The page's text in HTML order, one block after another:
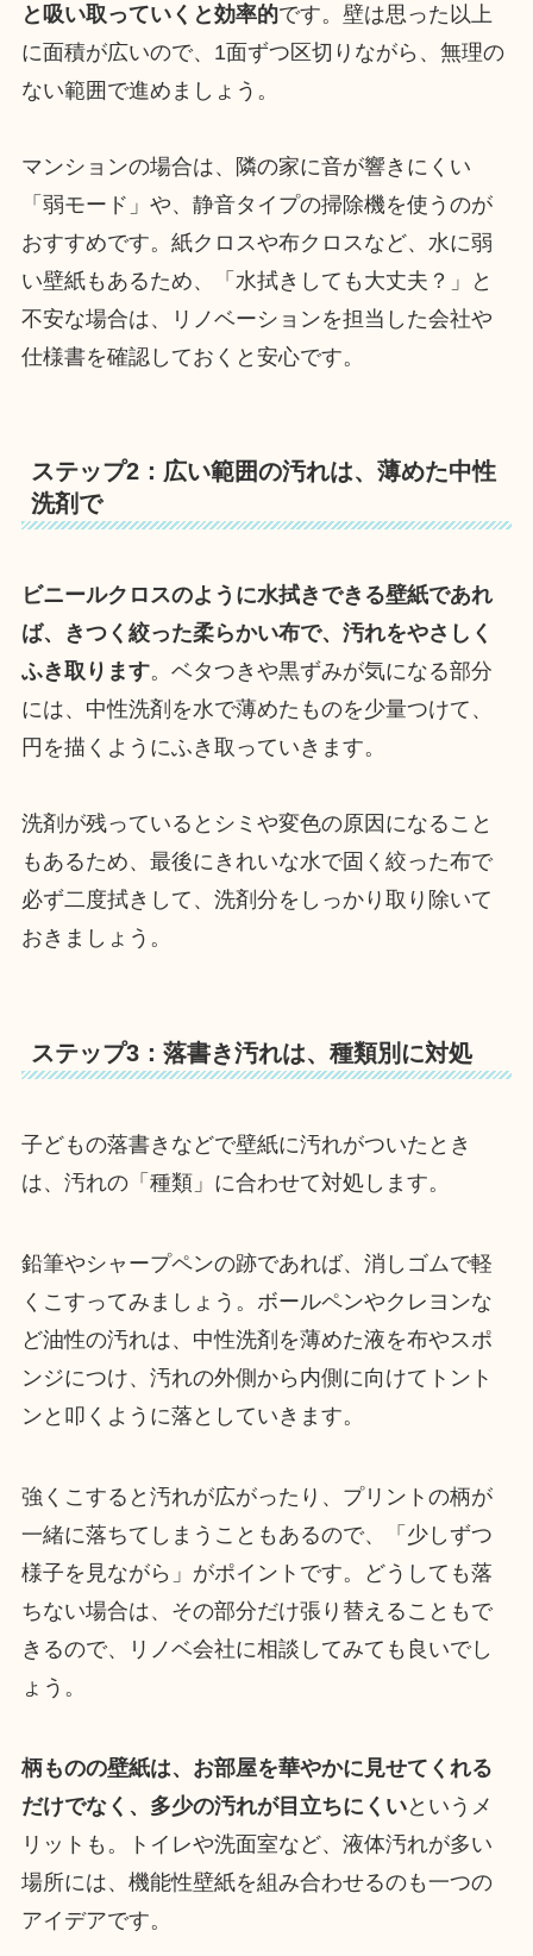
と吸い取っていくと効率的です。壁は思った以上
に面積が広いので、1面ずつ区切りながら、無理の
ない範囲で進めましょう。
マンションの場合は、隣の家に音が響きにくい
「弱モード」や、静音タイプの掃除機を使うのが
おすすめです。紙クロスや布クロスなど、水に弱
い壁紙もあるため、「水拭きしても大丈夫？」と
不安な場合は、リノベーションを担当した会社や
仕様書を確認しておくと安心です。
ステップ2：広い範囲の汚れは、薄めた中性
洗剤で
ビニールクロスのように水拭きできる壁紙であれ
ば、きつく絞った柔らかい布で、汚れをやさしく
ふき取ります。ベタつきや黒ずみが気になる部分
には、中性洗剤を水で薄めたものを少量つけて、
円を描くようにふき取っていきます。
洗剤が残っているとシミや変色の原因になること
もあるため、最後にきれいな水で固く絞った布で
必ず二度拭きして、洗剤分をしっかり取り除いて
おきましょう。
ステップ3：落書き汚れは、種類別に対処
子どもの落書きなどで壁紙に汚れがついたとき
は、汚れの「種類」に合わせて対処します。
鉛筆やシャープペンの跡であれば、消しゴムで軽
くこすってみましょう。ボールペンやクレヨンな
ど油性の汚れは、中性洗剤を薄めた液を布やスポ
ンジにつけ、汚れの外側から内側に向けてトント
ンと叩くように落としていきます。
強くこすると汚れが広がったり、プリントの柄が
一緒に落ちてしまうこともあるので、「少しずつ
様子を見ながら」がポイントです。どうしても落
ちない場合は、その部分だけ張り替えることもで
きるので、リノベ会社に相談してみても良いでし
ょう。
柄ものの壁紙は、お部屋を華やかに見せてくれる
だけでなく、多少の汚れが目立ちにくいというメ
リットも。トイレや洗面室など、液体汚れが多い
場所には、機能性壁紙を組み合わせるのも一つの
アイデアです。